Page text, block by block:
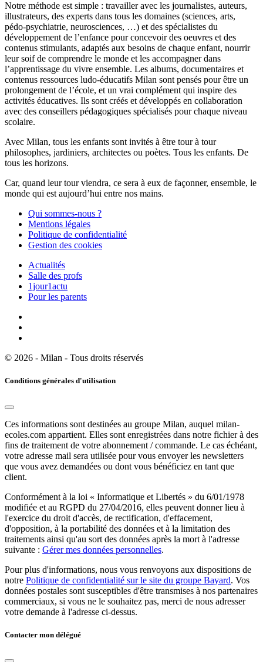
Notre méthode est simple : travailler avec les journalistes, auteurs,
illustrateurs, des experts dans tous les domaines (sciences, arts,
pédo-psychiatrie, neurosciences, …) et des spécialistes du
développement de l’enfance pour concevoir des oeuvres et des
contenus stimulants, adaptés aux besoins de chaque enfant, nourrir
leur soif de comprendre le monde et les accompagner dans
l’apprentissage du vivre ensemble. Les albums, documentaires et
contenus ressources ludo-éducatifs Milan sont pensés pour être un
prolongement de l’école, et un vrai complément qui inspire des
activités éducatives. Ils sont créés et développés en collaboration
avec des conseillers pédagogiques spécialisés pour chaque niveau
scolaire.
Avec Milan, tous les enfants sont invités à être tour à tour
philosophes, jardiniers, architectes ou poètes. Tous les enfants. De
tous les horizons.
Car, quand leur tour viendra, ce sera à eux de façonner, ensemble, le
monde qui est aujourd’hui entre nos mains.
Qui sommes-nous ?
Mentions légales
Politique de confidentialité
Gestion des cookies
Actualités
Salle des profs
1jour1actu
Pour les parents
© 2026 - Milan - Tous droits réservés
Conditions générales d'utilisation
Ces informations sont destinées au groupe Milan, auquel milan-
ecoles.com appartient. Elles sont enregistrées dans notre fichier à des
fins de traitement de votre abonnement / commande. Le cas échéant,
votre adresse mail sera utilisée pour vous envoyer les newsletters
que vous avez demandées ou dont vous bénéficiez en tant que
client.
Conformément à la loi « Informatique et Libertés » du 6/01/1978
modifiée et au RGPD du 27/04/2016, elles peuvent donner lieu à
l'exercice du droit d'accès, de rectification, d'effacement,
d'opposition, à la portabilité des données et à la limitation des
traitements ainsi qu'au sort des données après la mort à l'adresse
suivante : Gérer mes données personnelles.
Pour plus d'informations, nous vous renvoyons aux dispositions de
notre Politique de confidentialité sur le site du groupe Bayard. Vos
données postales sont susceptibles d'être transmises à nos partenaires
commerciaux, si vous ne le souhaitez pas, merci de nous adresser
votre demande à l'adresse ci-dessus.
Contacter mon délégué